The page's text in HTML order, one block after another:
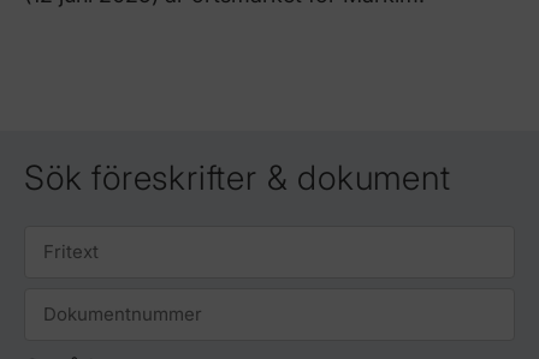
Sök föreskrifter & dokument